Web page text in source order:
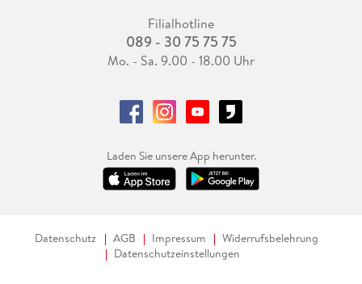
Filialhotline
089 - 30 75 75 75
Mo. - Sa. 9.00 - 18.00 Uhr
Laden Sie unsere App herunter.
Datenschutz AGB Impressum
Widerrufsbelehrung
Datenschutzeinstellungen